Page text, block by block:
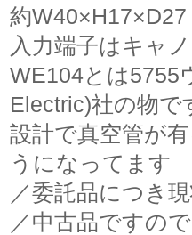
約W40×H17×D27
入力端子はキャ
WE104とは5755
Electric)社の物で
設計で真空管が
うになってます
／委託品につき
／中古品ですの